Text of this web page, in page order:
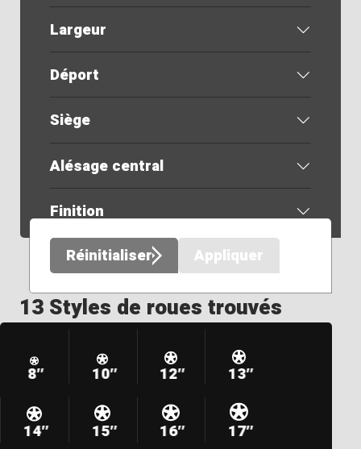
Largeur
Déport
Siège
Alésage central
Finition
Réinitialiser
Appliquer
13 Styles de roues trouvés
8″ 10″ 12″ 13″
14″ 15″ 16″ 17″